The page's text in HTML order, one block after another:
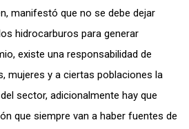
manifestó que no se debe dejar
hidrocarburos para generar
existe una responsabilidad de
mujeres y a ciertas poblaciones la
sector, adicionalmente hay que
que siempre van a haber fuentes de